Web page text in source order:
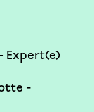
Expert(e)
-